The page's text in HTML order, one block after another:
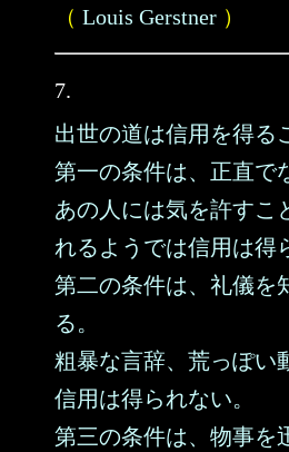
（ Louis Gerstner ）
7.
出世の道は信用を得る
第一の条件は、正直で
あの人には気を許すこ
れるようでは信用は得
第二の条件は、礼儀を
る。
粗暴な言辞、荒っぽい
信用は得られない。
第三の条件は、物事を